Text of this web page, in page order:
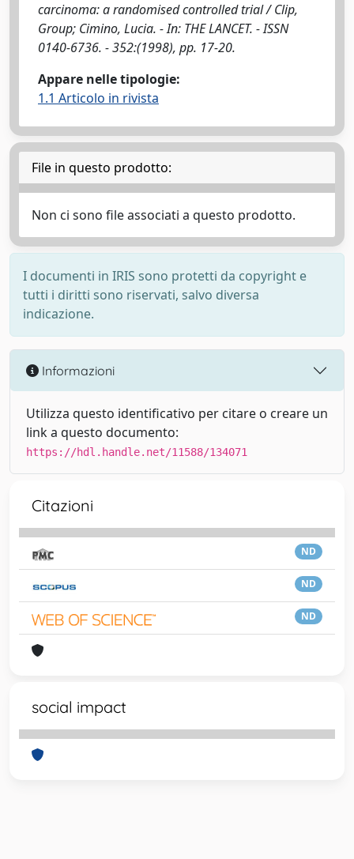
carcinoma: a randomised controlled trial / Clip,
Group; Cimino, Lucia. - In: THE LANCET. - ISSN
0140-6736. - 352:(1998), pp. 17-20.
Appare nelle tipologie:
1.1 Articolo in rivista
File in questo prodotto:
Non ci sono file associati a questo prodotto.
I documenti in IRIS sono protetti da copyright e
tutti i diritti sono riservati, salvo diversa
indicazione.
Informazioni
Utilizza questo identificativo per citare o creare un
link a questo documento:
https://hdl.handle.net/11588/134071
Citazioni
ND
ND
ND
social impact